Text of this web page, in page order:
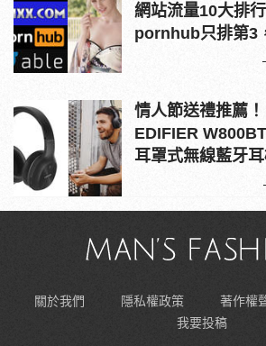
網站流量10大排行
pornhub只排第3
情人節送禮推薦！
EDIFIER
耳罩式無線藍牙
關於我們 隱私權政策 著作權
我要投稿